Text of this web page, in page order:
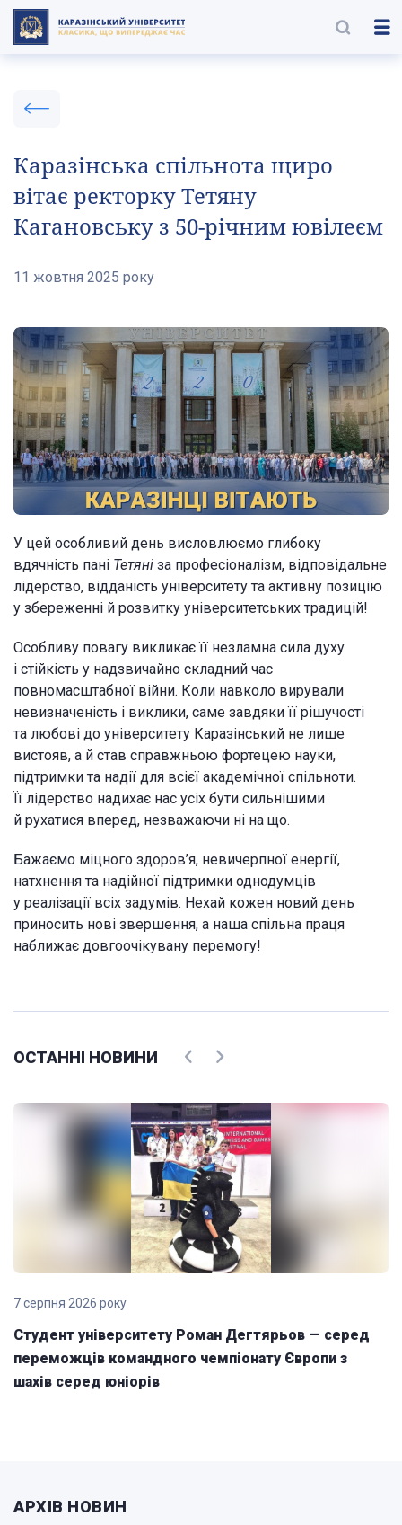
Каразінська спільнота щиро
вітає ректорку Тетяну
Кагановську з 50-річним ювілеєм
11 жовтня 2025 року
У цей особливий день висловлюємо глибоку
вдячність пані Тетяні за професіоналізм, відповідальне
лідерство, відданість університету та активну позицію
у збереженні й розвитку університетських традицій!
Особливу повагу викликає її незламна сила духу
і стійкість у надзвичайно складний час
повномасштабної війни. Коли навколо вирували
невизначеність і виклики, саме завдяки її рішучості
та любові до університету Каразінський не лише
вистояв, а й став справжньою фортецею науки,
підтримки та надії для всієї академічної спільноти.
Її лідерство надихає нас усіх бути сильнішими
й рухатися вперед, незважаючи ні на що.
Бажаємо міцного здоров’я, невичерпної енергії,
натхнення та надійної підтримки однодумців
у реалізації всіх задумів. Нехай кожен новий день
приносить нові звершення, а наша спільна праця
наближає довгоочікувану перемогу!
ОСТАННІ НОВИНИ
7 серпня 2026 року
Студент університету Роман Дегтярьов — серед
переможців командного чемпіонату Європи з
шахів серед юніорів
АРХІВ НОВИН